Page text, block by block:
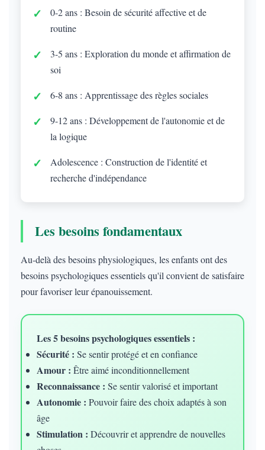
0-2 ans : Besoin de sécurité affective et de
routine
3-5 ans : Exploration du monde et affirmation de
soi
6-8 ans : Apprentissage des règles sociales
9-12 ans : Développement de l'autonomie et de
la logique
Adolescence : Construction de l'identité et
recherche d'indépendance
Les besoins fondamentaux
Au-delà des besoins physiologiques, les enfants ont des
besoins psychologiques essentiels qu'il convient de satisfaire
pour favoriser leur épanouissement.
Les 5 besoins psychologiques essentiels :
Sécurité : Se sentir protégé et en confiance
Amour : Être aimé inconditionnellement
Reconnaissance : Se sentir valorisé et important
Autonomie : Pouvoir faire des choix adaptés à son
âge
Stimulation : Découvrir et apprendre de nouvelles